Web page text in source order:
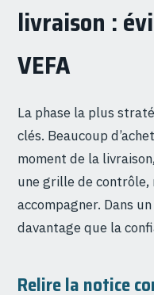
livraison :
VEFA
La phase la plus
clés. Beaucoup
moment de la
une grille de
accompagner. Dans
davantage que la
Relire la notice